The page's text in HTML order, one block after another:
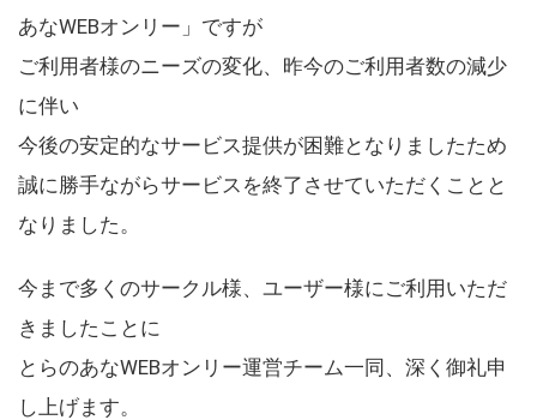
あなWEBオンリー」ですが
ご利用者様のニーズの変化、昨今のご利用者数の減少
に伴い
今後の安定的なサービス提供が困難となりましたため
誠に勝手ながらサービスを終了させていただくことと
なりました。
今まで多くのサークル様、ユーザー様にご利用いただ
きましたことに
とらのあなWEBオンリー運営チーム一同、深く御礼申
し上げます。